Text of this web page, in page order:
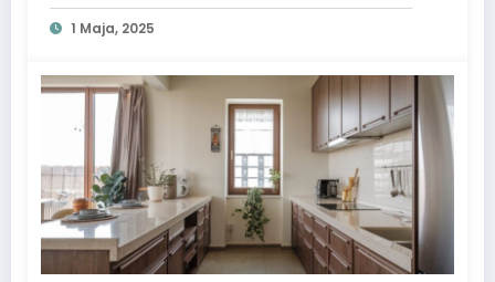
Praktyczny poradnik
1 Maja, 2025